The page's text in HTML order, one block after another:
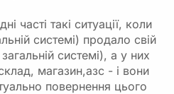
часті такі ситуації, коли
системі) продало свій
системі), а у них
магазин,азс - і вони
повернення цього